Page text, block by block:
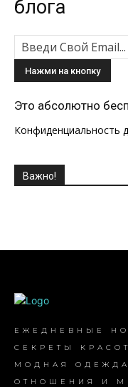
блога
Это абсолютно
Конфиденциальность
Важно!
ЕЖЕДНЕВНЫЕ
СЕКРЕТЫ
МОДНАЯ
ОТНОШЕНИЯ И